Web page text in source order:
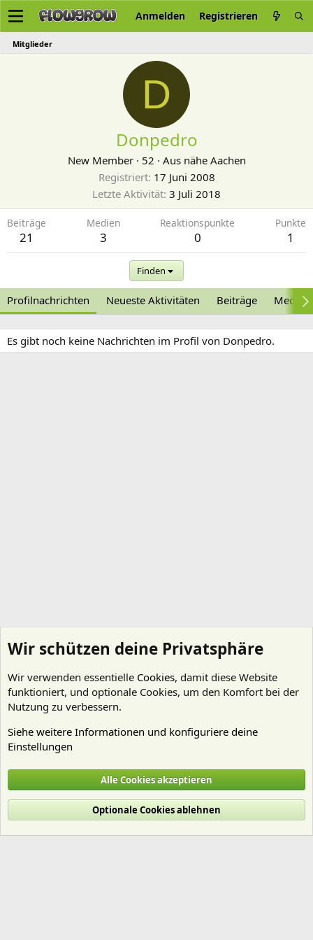
Anmelden Registrieren
Mitglieder
D
Donpedro
New Member · 52 · Aus nähe Aachen
Registriert 17 Juni 2008
Letzte Aktivität 3 Juli 2018
Beiträge
21
Medien
3
Reaktionspunkte
0
Punkte
1
Finden
Profilnachrichten Neueste Aktivitäten Beiträge Medien
Es gibt noch keine Nachrichten im Profil von Donpedro.
Cookies
Deutsch (Du)
Nutzungsbedingungen
Datenschutz Hilfe und Impressum
R
Wir schützen deine Privatsphäre
Wir verwenden essentielle Cookies, damit diese Website
funktioniert, und optionale Cookies, um den Komfort bei der
Nutzung zu verbessern.
Siehe weitere Informationen und konfiguriere deine
Einstellungen
Alle Cookies akzeptieren
Optionale Cookies ablehnen